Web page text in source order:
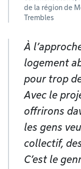
de la région de
Trembles
À
logement
pour trop
Avec le
offrirons
les gens
collectif,
C’est le